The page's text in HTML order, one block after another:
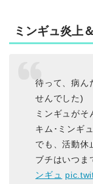
ミンギュ炎上
待って、病ん
せんでした)
ミンギュがそ
キム･ミンギ
でも、活動休
ブチはいつま
ンギュ